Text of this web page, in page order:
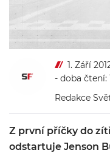
1. Září
- doba čtení:
Redakce
Z první příčky do
odstartuje Jenson